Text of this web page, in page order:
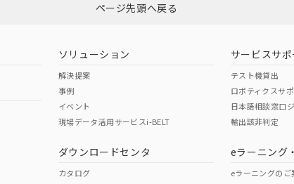
ダウンロードはこちら
（日本
（アメリカ
この製品の規格認証/適合
その他の認証はこちらのページからご
ページ先頭へ戻る
ソリューション
解決提案
事例
イベント
現場データ活用サービスi-BELT
ダウンロードセンタ
カタログ
サービスサポ
テスト機貸出
ロボティクスサ
日本語相談窓口
輸出該非判定
eラーニング
eラーニングのご